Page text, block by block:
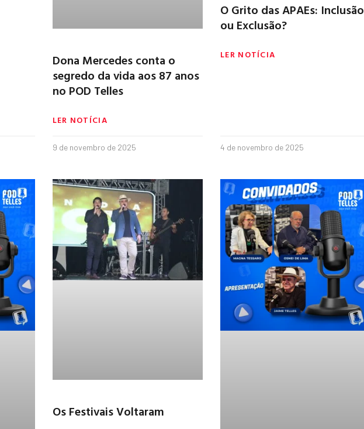
Dona Mercedes conta o
segredo da vida aos 87 anos
no POD Telles
LER NOTÍCIA
9 de novembro de 2025
O Grito das APAEs: Inclusão
ou Exclusão?
LER NOTÍCIA
4 de novembro de 2025
Os Festivais Voltaram